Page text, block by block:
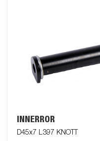
INNERRÖR
D45x7 L397 KNOTT